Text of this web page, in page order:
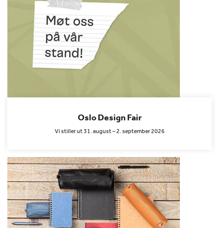
Oslo Design Fair
Vi stiller ut 31. august – 2. september 2026